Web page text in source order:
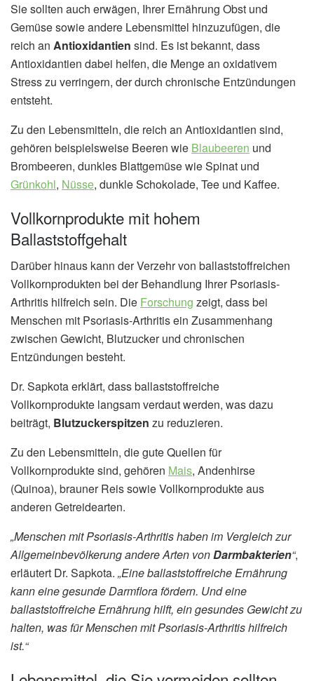
Sie sollten auch erwägen, Ihrer Ernährung Obst und
Gemüse sowie andere Lebensmittel hinzuzufügen, die
reich an Antioxidantien sind. Es ist bekannt, dass
Antioxidantien dabei helfen, die Menge an oxidativem
Stress zu verringern, der durch chronische Entzündungen
entsteht.
Zu den Lebensmitteln, die reich an Antioxidantien sind,
gehören beispielsweise Beeren wie Blaubeeren und
Brombeeren, dunkles Blattgemüse wie Spinat und
Grünkohl, Nüsse, dunkle Schokolade, Tee und Kaffee.
Vollkornprodukte mit hohem
Ballaststoffgehalt
Darüber hinaus kann der Verzehr von ballaststoffreichen
Vollkornprodukten bei der Behandlung Ihrer Psoriasis-
Arthritis hilfreich sein. Die Forschung zeigt, dass bei
Menschen mit Psoriasis-Arthritis ein Zusammenhang
zwischen Gewicht, Blutzucker und chronischen
Entzündungen besteht.
Dr. Sapkota erklärt, dass ballaststoffreiche
Vollkornprodukte langsam verdaut werden, was dazu
beiträgt, Blutzuckerspitzen zu reduzieren.
Zu den Lebensmitteln, die gute Quellen für
Vollkornprodukte sind, gehören Mais, Andenhirse
(Quinoa), brauner Reis sowie Vollkornprodukte aus
anderen Getreidearten.
„Menschen mit Psoriasis-Arthritis haben im Vergleich zur
Allgemeinbevölkerung andere Arten vonDarmbakterien“,
erläutert Dr. Sapkota. „Eine ballaststoffreiche Ernährung
kann eine gesunde Darmflora fördern. Und eine
ballaststoffreiche Ernährung hilft, ein gesundes Gewicht zu
halten, was für Menschen mit Psoriasis-Arthritis hilfreich
ist.“